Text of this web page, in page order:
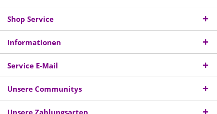
Shop Service
Informationen
Service E-Mail
Unsere Communitys
Unsere Zahlungsarten